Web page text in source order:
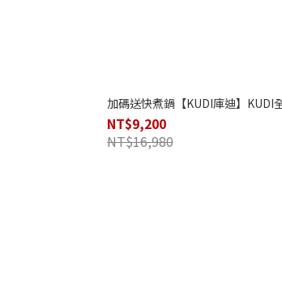
加碼送快煮鍋【KUDI庫迪】KUDI
NT$9,200
NT$16,980